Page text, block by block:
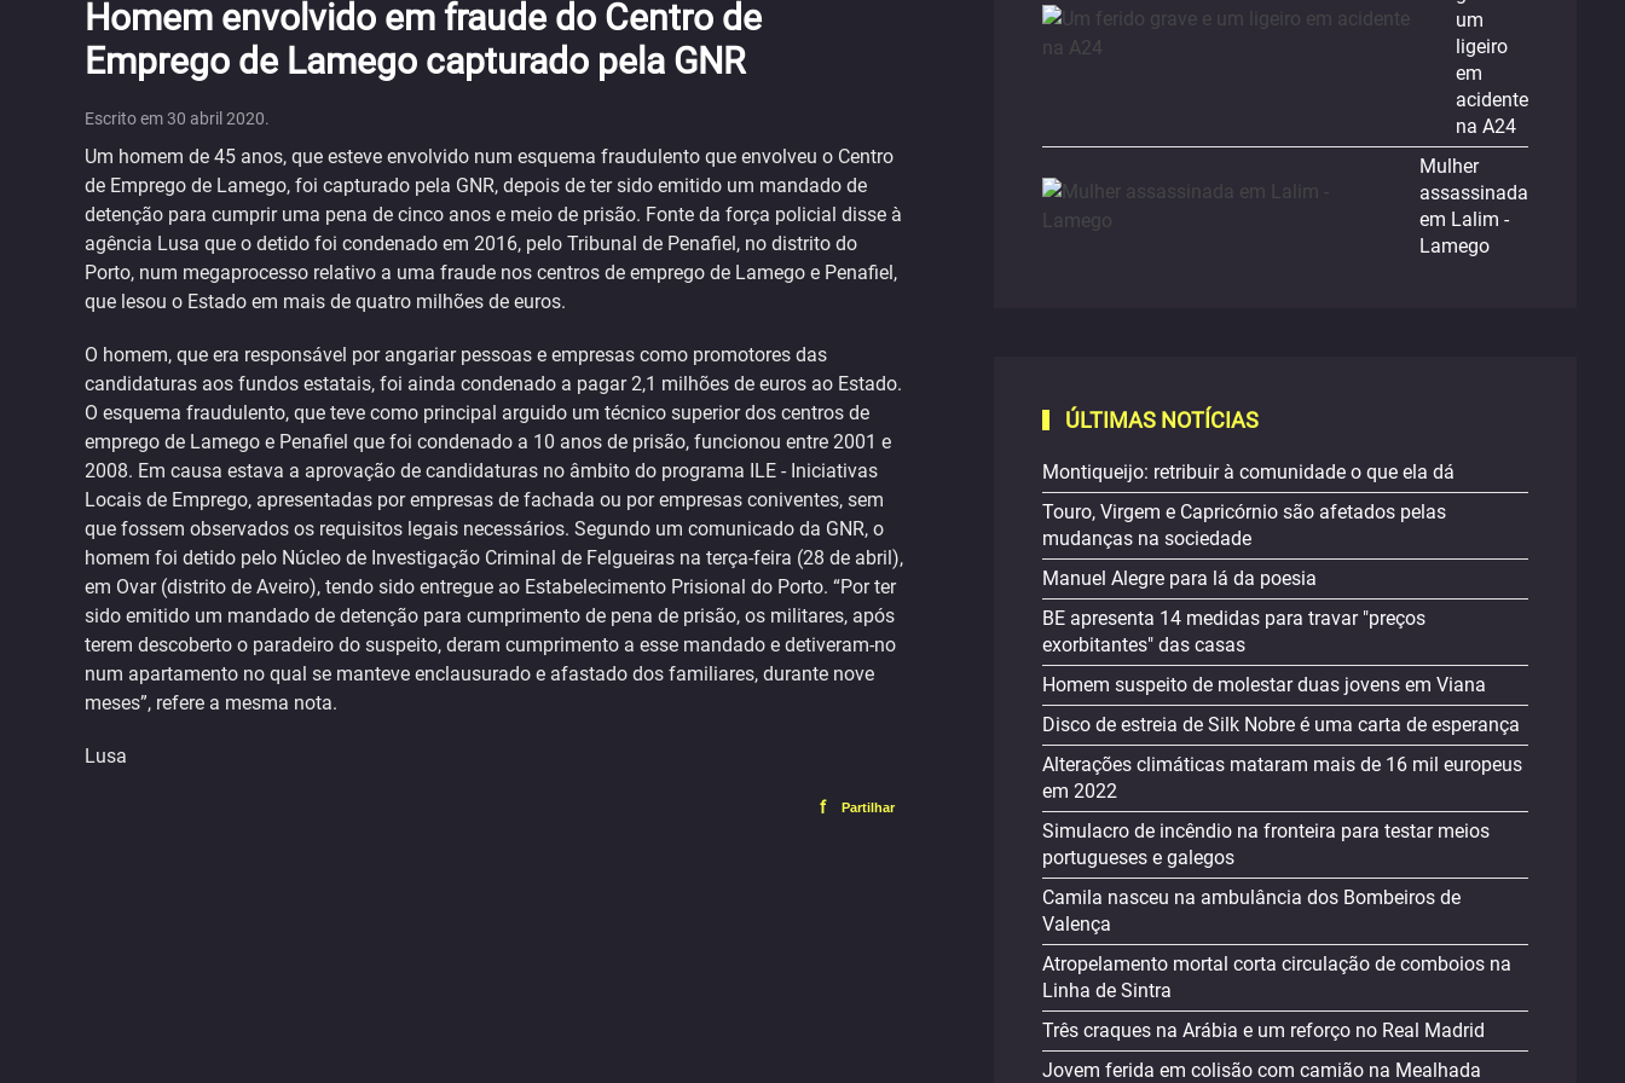
Homem envolvido em fraude do Centro de
Emprego de Lamego capturado pela GNR
Escrito em30 abril 2020.
Um homem de 45 anos, que esteve envolvido num esquema fraudulento que envolveu o Centro
de Emprego de Lamego, foi capturado pela GNR, depois de ter sido emitido um mandado de
detenção para cumprir uma pena de cinco anos e meio de prisão. Fonte da força policial disse à
agência Lusa que o detido foi condenado em 2016, pelo Tribunal de Penafiel, no distrito do
Porto, num megaprocesso relativo a uma fraude nos centros de emprego de Lamego e Penafiel,
que lesou o Estado em mais de quatro milhões de euros.
O homem, que era responsável por angariar pessoas e empresas como promotores das
candidaturas aos fundos estatais, foi ainda condenado a pagar 2,1 milhões de euros ao Estado.
O esquema fraudulento, que teve como principal arguido um técnico superior dos centros de
emprego de Lamego e Penafiel que foi condenado a 10 anos de prisão, funcionou entre 2001 e
2008. Em causa estava a aprovação de candidaturas no âmbito do programa ILE - Iniciativas
Locais de Emprego, apresentadas por empresas de fachada ou por empresas coniventes, sem
que fossem observados os requisitos legais necessários. Segundo um comunicado da GNR, o
homem foi detido pelo Núcleo de Investigação Criminal de Felgueiras na terça-feira (28 de abril),
em Ovar (distrito de Aveiro), tendo sido entregue ao Estabelecimento Prisional do Porto. “Por ter
sido emitido um mandado de detenção para cumprimento de pena de prisão, os militares, após
terem descoberto o paradeiro do suspeito, deram cumprimento a esse mandado e detiveram-no
num apartamento no qual se manteve enclausurado e afastado dos familiares, durante nove
meses”, refere a mesma nota.
Lusa
f Partilhar
um
ligeiro
em
acidente
na A24
Mulher
assassinada
em Lalim -
Lamego
ÚLTIMAS NOTÍCIAS
Montiqueijo: retribuir à comunidade o que ela dá
Touro, Virgem e Capricórnio são afetados pelas
mudanças na sociedade
Manuel Alegre para lá da poesia
BE apresenta 14 medidas para travar "preços
exorbitantes" das casas
Homem suspeito de molestar duas jovens em Viana
Disco de estreia de Silk Nobre é uma carta de esperança
Alterações climáticas mataram mais de 16 mil europeus
em 2022
Simulacro de incêndio na fronteira para testar meios
portugueses e galegos
Camila nasceu na ambulância dos Bombeiros de
Valença
Atropelamento mortal corta circulação de comboios na
Linha de Sintra
Três craques na Arábia e um reforço no Real Madrid
Jovem ferida em colisão com camião na Mealhada